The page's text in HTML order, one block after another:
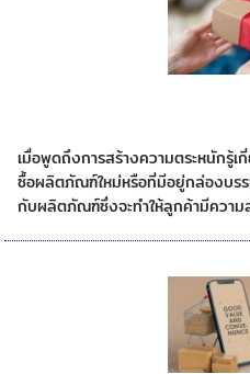
เมื่อพูดถึงการสร้างความตระหนักรู้
ซื้อผลิตภัณฑ์ใหม่หรือที่มีอยู่กล่องบรร
กับผลิตภัณฑ์ซึ่งจะทำให้ลูกค้ามีความ